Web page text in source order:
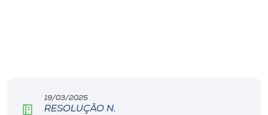
Rádio
19/03/2025
RESOLUÇÃO N.